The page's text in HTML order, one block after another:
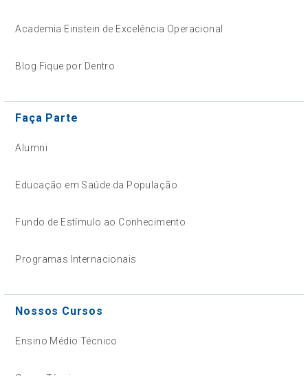
Academia Einstein de Excelência Operacional
Blog Fique por Dentro
Faça Parte
Alumni
Educação em Saúde da População
Fundo de Estímulo ao Conhecimento
Programas Internacionais
Nossos Cursos
Ensino Médio Técnico